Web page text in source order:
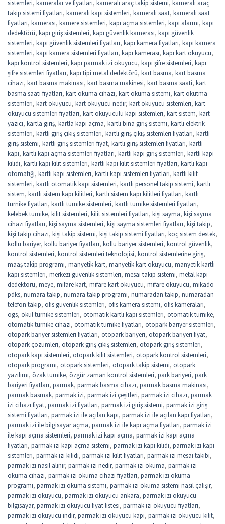
sistemleri, kameralar ve fiyatları, kameralı araç takip sistemi, kameralı araç
takip sistemi fiyatları, kameralı kapı sistemleri, kameralı saat, kameralı saat
fiyatları, kamerası, kamere sistemleri, kapı açma sistemleri, kapı alarmı, kapı
dedektörü, kapı giriş sistemleri, kapı güvenlik kamerası, kapı güvenlik
sistemleri, kapı güvenlik sistemleri fiyatları, kapı kamera fiyatları, kapı kamera
sistemleri, kapı kamera sistemleri fiyatları, kapı kamerası, kapı kart okuyucu,
kapı kontrol sistemleri, kapı parmak izi okuyucu, kapı şifre sistemleri, kapı
şifre sistemleri fiyatları, kapı tipi metal dedektörü, kart basma, kart basma
cihazı, kart basma makinası, kart basma makinesi, kart basma saati, kart
basma saati fiyatları, kart okuma cihazı, kart okuma sistemi, kart okutma
sistemleri, kart okuyucu, kart okuyucu nedir, kart okuyucu sistemleri, kart
okuyucu sistemleri fiyatları, kart okuyuculu kapı sistemleri, kart sistem, kart
yazıcı, kartla giriş, kartla kapı açma, kartlı bina giriş sistemi, kartlı elektrik
sistemleri, kartlı giriş çıkış sistemleri, kartlı giriş çıkış sistemleri fiyatları, kartlı
giriş sistemi, kartlı giriş sistemleri fiyat, kartlı giriş sistemleri fiyatları, kartlı
kapı, kartlı kapı açma sistemleri fiyatları, kartlı kapı giriş sistemleri, kartlı kapı
kilidi, kartlı kapı kilit sistemleri, kartlı kapı kilit sistemleri fiyatları, kartlı kapı
otomatiği, kartlı kapı sistemleri, kartlı kapı sistemleri fiyatları, kartlı kilit
sistemleri, kartlı otomatik kapı sistemleri, kartlı personel takip sistemi, kartlı
sistem, kartlı sistem kapı kilitleri, kartlı sistem kapı kilitleri fiyatları, kartlı
turnike fiyatları, kartlı turnike sistemleri, kartlı turnike sistemleri fiyatları,
kelebek turnike, kilit sistemleri, kilit sistemleri fiyatları, kişi sayma, kişi sayma
cihazı fiyatları, kişi sayma sistemleri, kişi sayma sistemleri fiyatları, kişi takip,
kişi takip cihazı, kişi takip sistemi, kişi takip sistemi fiyatları, koç sistem destek,
kollu bariyer, kollu bariyer fiyatları, kollu bariyer sistemleri, kontrol güvenlik,
kontrol sistemleri, kontrol sistemleri teknolojisi, kontrol sistemlerine giriş,
maaş takip programı, manyetik kart, manyetik kart okuyucu, manyetik kartlı
kapı sistemleri, merkezi güvenlik sistemleri, mesai takip sistemi, metal kapı
dedektörü, meye, mifare kart, mifare kart okuyucu, mifare okuyucu, mikado
pdks, numara takip, numara takip programı, numaradan takip, numaradan
telefon takip, ofis güvenlik sistemleri, ofis kamera sistemi, ofis kameraları,
ogs, okul turnike sistemleri, otomatik kartlı kapı sistemleri, otomatik turnike,
otomatik turnike cihazı, otomatik turnike fiyatları, otopark bariyer sistemleri,
otopark bariyer sistemleri fiyatları, otopark bariyeri, otopark bariyeri fiyat,
otopark çözümleri, otopark giriş çıkış sistemleri, otopark giriş sistemleri,
otopark kapı sistemleri, otopark kilit sistemleri, otopark kontrol sistemleri,
otopark programı, otopark sistemleri, otopark takip sistemi, otopark
yazılımı, özak turnike, özgür zaman kontrol sistemleri, park bariyeri, park
bariyeri fiyatları, parmak, parmak basma cihazı, parmak basma makinası,
parmak basmak, parmak izi, parmak izi çeşitleri, parmak izi cihazı, parmak
izi cihazı fiyat, parmak izi fiyatları, parmak izi giriş sistemi, parmak izi giriş
sistemi fiyatları, parmak izi ile açılan kapı, parmak izi ile açılan kapı fiyatları,
parmak izi ile bilgisayar açma, parmak izi ile kapı açma fiyatları, parmak izi
ile kapı açma sistemleri, parmak izi kapı açma, parmak izi kapı açma
fiyatları, parmak izi kapı açma sistemi, parmak izi kapı kilidi, parmak izi kapı
sistemleri, parmak izi kilidi, parmak izi kilit fiyatları, parmak izi mesai takibi,
parmak izi nasıl alınır, parmak izi nedir, parmak izi okuma, parmak izi
okuma cihazı, parmak izi okuma cihazı fiyatları, parmak izi okuma
programı, parmak izi okuma sistemi, parmak izi okuma sistemi nasıl çalışır,
parmak izi okuyucu, parmak izi okuyucu ankara, parmak izi okuyucu
bilgisayar, parmak izi okuyucu fiyat listesi, parmak izi okuyucu fiyatları,
parmak izi okuyucu indir, parmak izi okuyucu kapı, parmak izi okuyucu kilit,